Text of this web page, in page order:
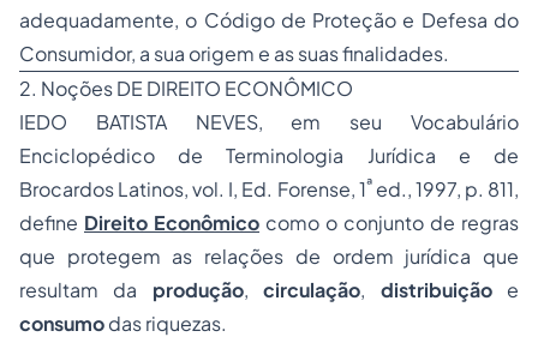
adequadamente, o Código de Proteção e Defesa do
Consumidor, a sua origem e as suas finalidades.
2. Noções DE DIREITO ECONÔMICO
IEDO BATISTA NEVES, em seu Vocabulário
Enciclopédico de Terminologia Jurídica e de
Brocardos Latinos,vol. I, Ed. Forense, 1ªed., 1997, p. 811,
define Direito Econômico como o conjunto de regras
que protegem as relações de ordem jurídica que
resultam da produção,circulação, distribuiçãoe
consumodas riquezas.